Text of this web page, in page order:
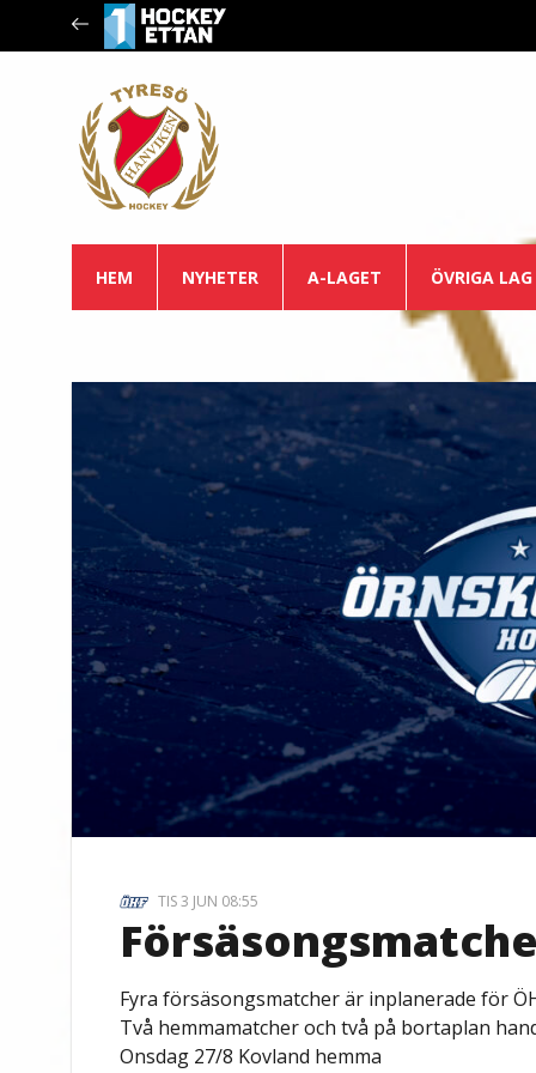
HEM NYHETER A-LAGET ÖVRIGA LAG
TIS 3 JUN 08:55
Fyra försäsongsmatcher är inplanerade för
Två hemmamatcher och två på bortaplan
Onsdag 27/8 Kovland hemma